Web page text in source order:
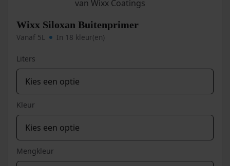
Wixx Siloxan Buitenprimer
Vanaf 5L In 18 kleur(en)
Liters
Kleur
Mengkleur